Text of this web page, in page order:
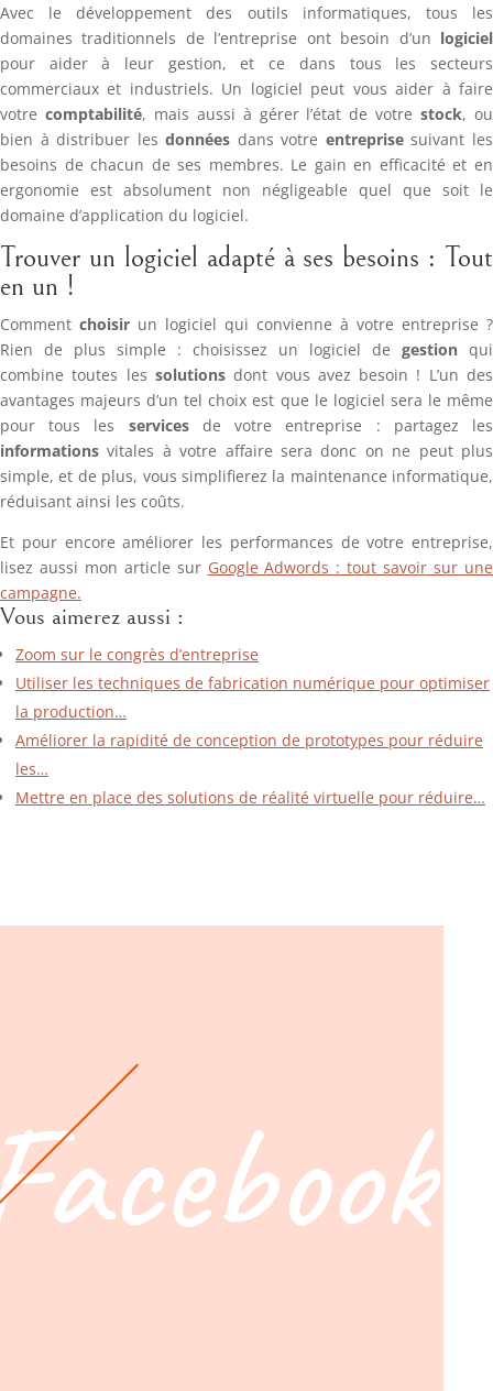
Avec le développement des outils informatiques, tous les
domaines traditionnels de l’entreprise ont besoin d’un logiciel
pour aider à leur gestion, et ce dans tous les secteurs
commerciaux et industriels. Un logiciel peut vous aider à faire
votre comptabilité, mais aussi à gérer l’état de votrestock, ou
bien à distribuer lesdonnées dans votre entreprisesuivant les
besoins de chacun de ses membres. Le gain en efficacité et en
ergonomie est absolument non négligeable quel que soit le
domaine d’application du logiciel.
Trouver un logiciel adapté à ses besoins : Tout
en un !
Comment choisir un logiciel qui convienne à votre entreprise ?
Rien de plus simple : choisissez un logiciel de gestion qui
combine toutes les solutionsdont vous avez besoin ! L’un des
avantages majeurs d’un tel choix est que le logiciel sera le même
pour tous les servicesde votre entreprise : partagez les
informations vitales à votre affaire sera donc on ne peut plus
simple, et de plus, vous simplifierez la maintenance informatique,
réduisant ainsi les coûts.
Et pour encore améliorer les performances de votre entreprise,
lisez aussi mon article sur Google Adwords : tout savoir sur une
campagne.
Vous aimerez aussi :
Zoom sur le congrès d’entreprise
Utiliser les techniques de fabrication numérique pour optimiser
la production…
Améliorer la rapidité de conception de prototypes pour réduire
les…
Mettre en place des solutions de réalité virtuelle pour réduire…